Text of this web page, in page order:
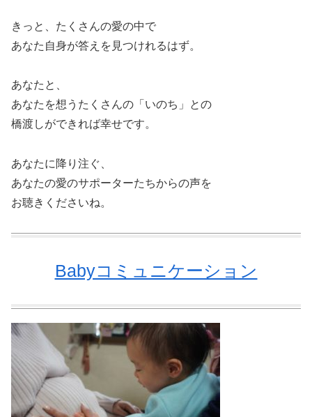
きっと、たくさんの愛の中で
あなた自身が答えを見つけれるはず。
あなたと、
あなたを想うたくさんの「いのち」との
橋渡しができれば幸せです。
あなたに降り注ぐ、
あなたの愛のサポーターたちからの声を
お聴きくださいね。
Babyコミュニケーション